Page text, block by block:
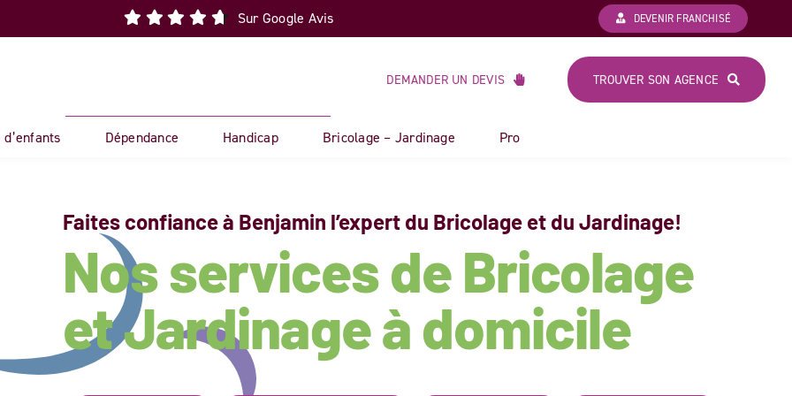
Sur Google Avis DEVENIR FRANCHISÉ
DEMANDER UN DEVIS TROUVER SON AGENCE
d’enfants Dépendance Handicap Bricolage – Jardinage Pro
Faites confiance à Benjamin l’expert du Bricolage et du Jardinage!
Nos services de Bricolage
et Jardinage à domicile